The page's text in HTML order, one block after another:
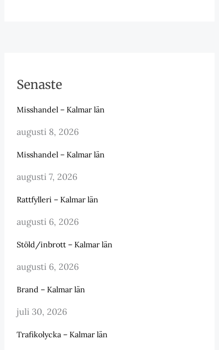
Senaste
Misshandel – Kalmar län
augusti 8, 2026
Misshandel – Kalmar län
augusti 7, 2026
Rattfylleri – Kalmar län
augusti 6, 2026
Stöld/inbrott – Kalmar län
augusti 6, 2026
Brand – Kalmar län
juli 30, 2026
Trafikolycka – Kalmar län